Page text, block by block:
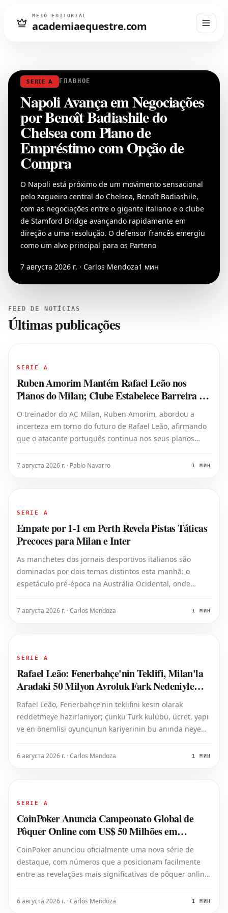
MEIO EDITORIAL
academiaequestre.com
SERIE A ГЛАВНОЕ
Napoli Avança em Negociações
por Benoît Badiashile do
Chelsea com Plano de
Empréstimo com Opção de
Compra
O Napoli está próximo de um movimento sensacional
pelo zagueiro central do Chelsea, Benoît Badiashile,
com as negociações entre o gigante italiano e o clube
de Stamford Bridge avançando rapidamente em
direção a uma resolução. O defensor francês emergiu
como um alvo principal para os Parteno
7 августа 2026 г. · Carlos Mendoza1 мин
FEED DE NOTÍCIAS
Últimas publicações
SERIE A
Ruben Amorim Mantém Rafael Leão nos
Planos do Milan; Clube Estabelece Barreira de
€40 Milhões
O treinador do AC Milan, Ruben Amorim, abordou a
incerteza em torno do futuro de Rafael Leão, afirmando
que o atacante português continua nos seus planos
saída do San Siro neste verão, mas o Milan, segundo
7 августа 2026 г. · Pablo Navarro 1 МИН
SERIE A
Empate por 1-1 em Perth Revela Pistas Táticas
Precoces para Milan e Inter
As manchetes dos jornais desportivos italianos são
dominadas por dois temas distintos esta manhã: o
espetáculo pré-época na Austrália Ocidental, onde
1-1, e o esforço desesperado da Juventus para
7 августа 2026 г. · Carlos Mendoza 1 МИН
SERIE A
Rafael Leão: Fenerbahçe'nin Teklifi, Milan'la
Aradaki 50 Milyon Avroluk Fark Nedeniyle
Çöktü
Rafael Leão, Fenerbahçe'nin teklifini kesin olarak
reddetmeye hazırlanıyor; çünkü Türk kulübü, ücret, yapı
ve en önemlisi oyuncunun kariyerinin bu anında neye
arasındaki uçurumu kapatamıyor. Menejer Jorge
6 августа 2026 г. · Carlos Mendoza 1 МИН
SERIE A
CoinPoker Anuncia Campeonato Global de
Pôquer Online com US$ 50 Milhões em
Garantias
CoinPoker anunciou oficialmente uma nova série de
destaque, com números que a posicionam facilmente
entre as revelações mais significativas de pôquer online
Global Online Poker Championship (GOPC) trará um
6 августа 2026 г. · Carlos Mendoza 1 МИН